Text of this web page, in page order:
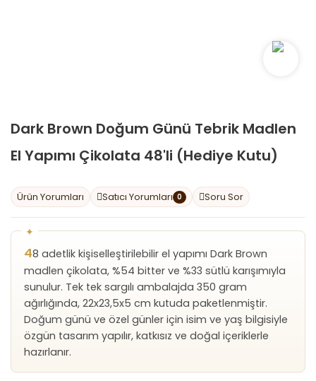
Dark Brown Doğum Günü Tebrik Madlen
El Yapımı Çikolata 48'li (Hediye Kutu)
Ürün Yorumları Satıcı Yorumları 0 Soru Sor
48 adetlik kişiselleştirilebilir el yapımı Dark Brown
madlen çikolata, %54 bitter ve %33 sütlü karışımıyla
sunulur. Tek tek sargılı ambalajda 350 gram
ağırlığında, 22x23,5x5 cm kutuda paketlenmiştir.
Doğum günü ve özel günler için isim ve yaş bilgisiyle
özgün tasarım yapılır, katkısız ve doğal içeriklerle
hazırlanır.